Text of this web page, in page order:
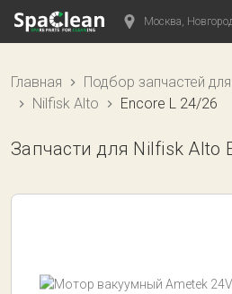
Москва,
Главная
Подбор запчастей
Nilfisk Alto
Encore L 24/26
Запчасти для Nilfisk Alto